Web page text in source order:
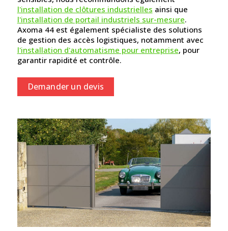
l'installation de clôtures industrielles ainsi que
l'installation de portail industriels sur-mesure.
Axoma 44 est également spécialiste des solutions
de gestion des accès logistiques, notamment avec
l'installation d'automatisme pour entreprise, pour
garantir rapidité et contrôle.
Demander un devis